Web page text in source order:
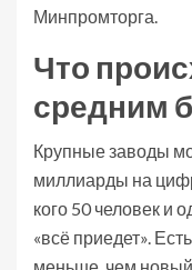
Минпромторга.
Что
средним
Крупные заводы
миллиарды на
кого 50 человек и
«всё приедет».